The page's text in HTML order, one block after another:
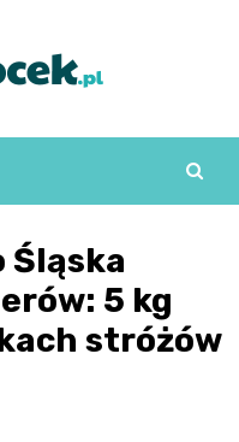
Śląska
5 kg
stróżów